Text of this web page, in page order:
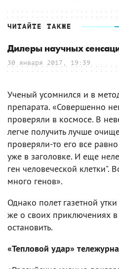
ЧИТАЙТЕ ТАКЖЕ
Дилеры научных
30 января 2017, 19:39
Ученый усомнился и в
препарата. «Совершенно
проверяли в космосе. В
легче получить лучше
проверяли-то его все
уже в заголовке. И еще
ген человеческой клетки".
много генов».
Однако полет газетной
же о своих приключениях
остановить.
«Тепловой удар»